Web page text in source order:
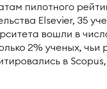
пилотного
Elsevier, 35
вошли в
2% ученых,
в